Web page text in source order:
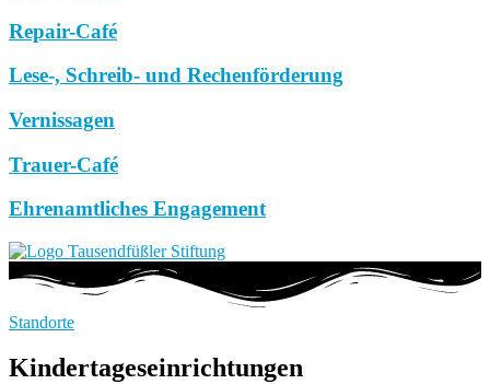
Repair-Café
Lese-, Schreib- und Rechenförderung
Vernissagen
Trauer-Café
Ehrenamtliches Engagement
Standorte
Kindertageseinrichtungen